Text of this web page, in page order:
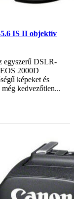
5.6 IS II objektív
egyszerű DSLR-
2000D
képeket és
kedvezőtlen...